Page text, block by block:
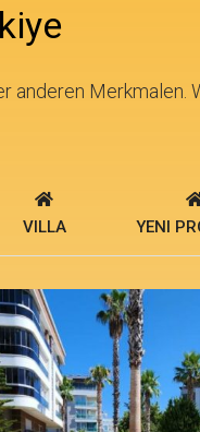
anderen Merkmalen.
VILLA YENI